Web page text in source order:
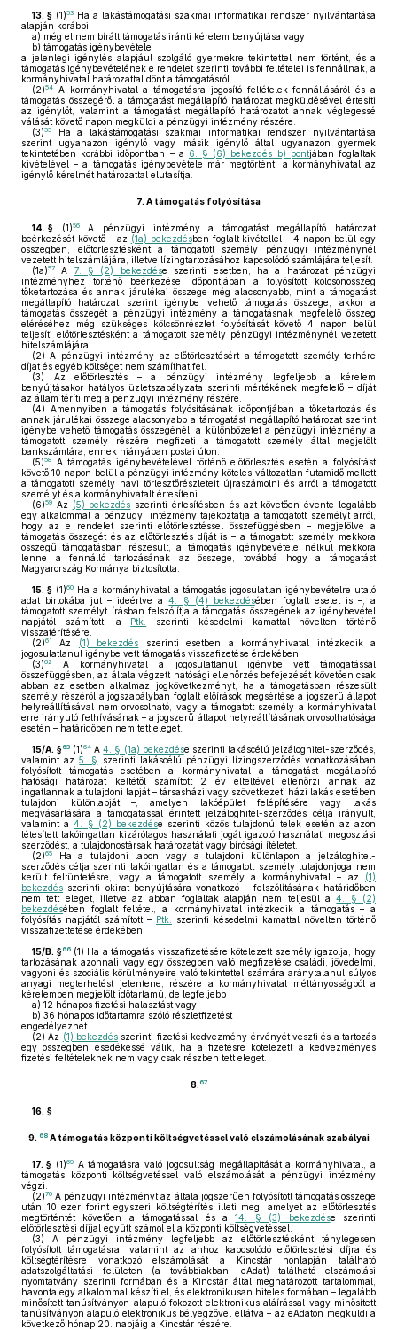
13. § (1)53 Ha a lakástámogatási szakmai informatikai rendszer nyilvántartása
alapján korábbi,
a) még el nem bírált támogatás iránti kérelem benyújtása vagy
b) támogatás igénybevétele
a jelenlegi igénylés alapjául szolgáló gyermekre tekintettel nem történt, és a
támogatás igénybevételének e rendelet szerinti további feltételei is fennállnak, a
kormányhivatal határozattal dönt a támogatásról.
(2)54
A kormányhivatal a támogatásra jogosító feltételek fennállásáról és a
támogatás összegéről a támogatást megállapító határozat megküldésével értesíti
az igénylőt, valamint a támogatást megállapító határozatot annak véglegessé
válását követő napon megküldi a pénzügyi intézmény részére.
(3)55
Ha a lakástámogatási szakmai informatikai rendszer nyilvántartása
szerint ugyanazon igénylő vagy másik igénylő által ugyanazon gyermek
tekintetében korábbi időpontban – a 6. § (6) bekezdés b) pontjában foglaltak
kivételével – a támogatás igénybevétele már megtörtént, a kormányhivatal az
igénylő kérelmét határozattal elutasítja.
7. A támogatás folyósítása
14. § (1)56A pénzügyi intézmény a támogatást megállapító határozat
beérkezését követő – az (1a) bekezdésben foglalt kivétellel – 4 napon belül egy
összegben, előtörlesztésként a támogatott személy pénzügyi intézménynél
vezetett hitelszámlájára, illetve lízingtartozásához kapcsolódó számlájára teljesít.
(1a)57 A 7. § (2) bekezdése szerinti esetben, ha a határozat pénzügyi
intézményhez történő beérkezése időpontjában a folyósított kölcsönösszeg
tőketartozása és annak járulékai összege még alacsonyabb, mint a támogatást
megállapító határozat szerint igénybe vehető támogatás összege, akkor a
támogatás összegét a pénzügyi intézmény a támogatásnak megfelelő összeg
eléréséhez még szükséges kölcsönrészlet folyósítását követő 4 napon belül
teljesíti előtörlesztésként a támogatott személy pénzügyi intézménynél vezetett
hitelszámlájára.
(2) A pénzügyi intézmény az előtörlesztésért a támogatott személy terhére
díjat és egyéb költséget nem számíthat fel.
(3) Az előtörlesztés – a pénzügyi intézmény legfeljebb a kérelem
benyújtásakor hatályos üzletszabályzata szerinti mértékének megfelelő – díját
az állam téríti meg a pénzügyi intézmény részére.
(4) Amennyiben a támogatás folyósításának időpontjában a tőketartozás és
annak járulékai összege alacsonyabb a támogatást megállapító határozat szerint
igénybe vehető támogatás összegénél, a különbözetet a pénzügyi intézmény a
támogatott személy részére megfizeti a támogatott személy által megjelölt
bankszámlára, ennek hiányában postai úton.
(5)58
A támogatás igénybevételével történő előtörlesztés esetén a folyósítást
követő 10 napon belül a pénzügyi intézmény köteles változatlan futamidő mellett
a támogatott személy havi törlesztőrészleteit újraszámolni és arról a támogatott
személyt és a kormányhivatalt értesíteni.
(6)59 Az (5) bekezdés szerinti értesítésben és azt követően évente legalább
egy alkalommal a pénzügyi intézmény tájékoztatja a támogatott személyt arról,
hogy az e rendelet szerinti előtörlesztéssel összefüggésben – megjelölve a
támogatás összegét és az előtörlesztés díját is – a támogatott személy mekkora
összegű támogatásban részesült, a támogatás igénybevétele nélkül mekkora
lenne a fennálló tartozásának az összege, továbbá hogy a támogatást
Magyarország Kormánya biztosította.
15. § (1)60 Ha a kormányhivatal a támogatás jogosulatlan igénybevételre utaló
adat birtokába jut – ideértve a4. § (4) bekezdésében foglalt esetet is –, a
támogatott személyt írásban felszólítja a támogatás összegének az igénybevétel
napjától számított, a Ptk.
szerinti késedelmi kamattal növelten történő
visszatérítésére.
(2)61 Az (1) bekezdés szerinti esetben a kormányhivatal intézkedik a
jogosulatlanul igénybe vett támogatás visszafizetése érdekében.
(3)62
A kormányhivatal a jogosulatlanul igénybe vett támogatással
összefüggésben, az általa végzett hatósági ellenőrzés befejezését követően csak
abban az esetben alkalmaz jogkövetkezményt, ha a támogatásban részesült
személy részéről a jogszabályban foglalt előírások megsértése a jogszerű állapot
helyreállításával nem orvosolható, vagy a támogatott személy a kormányhivatal
erre irányuló felhívásának – a jogszerű állapot helyreállításának orvosolhatósága
esetén – határidőben nem tett eleget.
15/A. §63 (1)64 A4. § (1a) bekezdése szerinti lakáscélú jelzáloghitel-szerződés,
valamint az5. §
szerinti lakáscélú pénzügyi lízingszerződés vonatkozásában
folyósított támogatás esetében a kormányhivatal a támogatást megállapító
hatósági határozat keltétől számított 2 év elteltével ellenőrzi annak az
ingatlannak a tulajdoni lapját – társasházi vagy szövetkezeti házi lakás esetében
tulajdoni különlapját –, amelyen lakóépület felépítésére vagy lakás
megvásárlására a támogatással érintett jelzáloghitel-szerződés célja irányult,
valamint a4. § (2) bekezdése szerinti közös tulajdonú telek esetén az azon
létesített lakóingatlan kizárólagos használati jogát igazoló használati megosztási
szerződést, a tulajdonostársak határozatát vagy bírósági ítéletet.
(2)65
Ha a tulajdoni lapon vagy a tulajdoni különlapon a jelzáloghitel-
szerződés célja szerinti lakóingatlan és a támogatott személy tulajdonjoga nem
került feltüntetésre, vagy a támogatott személy a kormányhivatal – az (1)
bekezdés szerinti okirat benyújtására vonatkozó – felszólításának határidőben
nem tett eleget, illetve az abban foglaltak alapján nem teljesül a4. § (2)
bekezdésében foglalt feltétel, a kormányhivatal intézkedik a támogatás – a
folyósítás napjától számított – Ptk.
szerinti késedelmi kamattal növelten történő
visszafizettetése érdekében.
15/B. §66 (1) Ha a támogatás visszafizetésére kötelezett személy igazolja, hogy
tartozásának azonnali vagy egy összegben való megfizetése családi, jövedelmi,
vagyoni és szociális körülményeire való tekintettel számára aránytalanul súlyos
anyagi megterhelést jelentene, részére a kormányhivatal méltányosságból a
kérelemben megjelölt időtartamú, de legfeljebb
a) 12 hónapos fizetési halasztást vagy
b) 36 hónapos időtartamra szóló részletfizetést
engedélyezhet.
(2) Az (1) bekezdés szerinti fizetési kedvezmény érvényét veszti és a tartozás
egy összegben esedékessé válik, ha a fizetésre kötelezett a kedvezményes
fizetési feltételeknek nem vagy csak részben tett eleget.
8.67
16. §
9. 68A támogatás központi költségvetéssel való elszámolásának szabályai
17. § (1)69A támogatásra való jogosultság megállapítását a kormányhivatal, a
támogatás központi költségvetéssel való elszámolását a pénzügyi intézmény
végzi.
(2)70 A pénzügyi intézményt az általa jogszerűen folyósított támogatás összege
után 10 ezer forint egyszeri költségtérítés illeti meg, amelyet az előtörlesztés
megtörténtét követően a támogatással és a14. § (3) bekezdése szerinti
előtörlesztési díjjal együtt számol el a központi költségvetéssel.
(3) A pénzügyi intézmény legfeljebb az előtörlesztésként ténylegesen
folyósított támogatásra, valamint az ahhoz kapcsolódó előtörlesztési díjra és
költségtérítésre vonatkozó elszámolását a Kincstár honlapján található
adatszolgáltatási felületen (a továbbiakban: eAdat) található elszámolási
nyomtatvány szerinti formában és a Kincstár által meghatározott tartalommal,
havonta egy alkalommal készíti el, és elektronikusan hiteles formában – legalább
minősített tanúsítványon alapuló fokozott elektronikus aláírással vagy minősített
tanúsítványon alapuló elektronikus bélyegzővel ellátva – az eAdaton megküldi a
következő hónap 20. napjáig a Kincstár részére.